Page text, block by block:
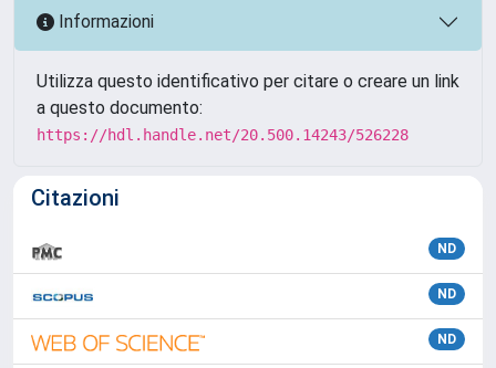
Informazioni
Utilizza questo identificativo per citare o creare un link
a questo documento:
https://hdl.handle.net/20.500.14243/526228
Citazioni
ND
ND
ND